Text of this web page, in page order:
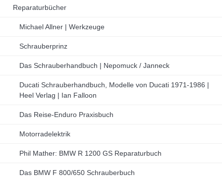
Reparaturbücher
Michael Allner | Werkzeuge
Schrauberprinz
Das Schrauberhandbuch | Nepomuck / Janneck
Ducati Schrauberhandbuch, Modelle von Ducati 1971-1986 |
Heel Verlag | Ian Falloon
Das Reise-Enduro Praxisbuch
Motorradelektrik
Phil Mather: BMW R 1200 GS Reparaturbuch
Das BMW F 800/650 Schrauberbuch